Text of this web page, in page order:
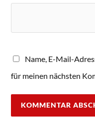
Name, E-Mail-
für meinen nächsten